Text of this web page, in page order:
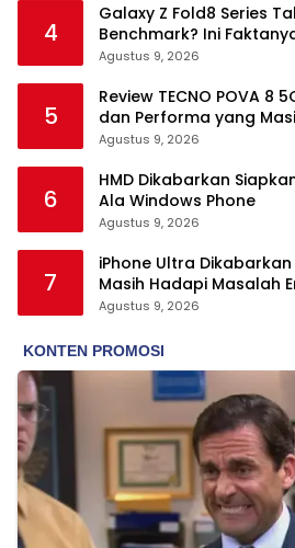
4
Galaxy Z Fold8 Series
Benchmark? Ini
Agustus 9, 2026
5
Review TECNO POVA 8
dan Performa yang
Agustus 9, 2026
6
HMD Dikabarkan
Ala Windows Phone
Agustus 9, 2026
7
iPhone Ultra
Masih Hadapi Masalah
Agustus 9, 2026